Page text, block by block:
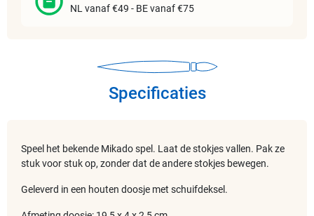
NL vanaf €49 - BE vanaf €75
Specificaties
Speel het bekende Mikado spel. Laat de stokjes vallen. Pak ze
stuk voor stuk op, zonder dat de andere stokjes bewegen.
Geleverd in een houten doosje met schuifdeksel.